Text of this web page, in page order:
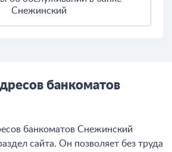
Снежинский
банкоматов
банкоматов Снежинский
сайта. Он позволяет без труда